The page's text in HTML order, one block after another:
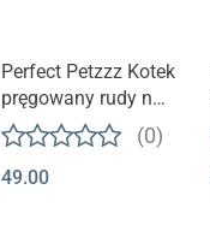
Produkt niedostępny
Perfect Petzzz Kotek
pręgowany rudy na
legowisku
(0)
49.00